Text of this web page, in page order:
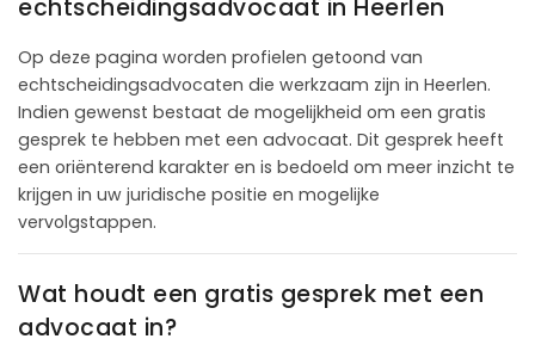
echtscheidingsadvocaat in Heerlen
Op deze pagina worden profielen getoond van
echtscheidingsadvocaten die werkzaam zijn in Heerlen.
Indien gewenst bestaat de mogelijkheid om een gratis
gesprek te hebben met een advocaat. Dit gesprek heeft
een oriënterend karakter en is bedoeld om meer inzicht te
krijgen in uw juridische positie en mogelijke
vervolgstappen.
Wat houdt een gratis gesprek met een
advocaat in?